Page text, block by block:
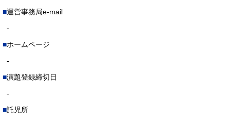
運営事務局e-mail
-
ホームページ
-
演題登録締切日
-
託児所